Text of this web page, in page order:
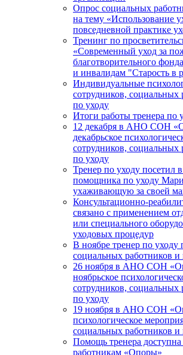
Опрос социальных
на тему «Использование
повседневной практике
Тренинг по
«Современный уход за
благотворительного
и инвалидам "Старость в
Индивидуальные
сотрудников,
по уходу
Итоги работы тренера по
12 декабря в АНО СОН
декабрьское
сотрудников,
по уходу
Тренер по уходу посетил
помощника по уходу
ухаживающую за своей
Консультационно-
связано с применением
или специального
уходовых процедур
В ноябре тренер по уходу
социальных работников
26 ноября в АНО СОН
ноябрьское
сотрудников,
по уходу
19 ноября в АНО СОН
психологическое
социальных работников
Помощь тренера
работникам «Опоры»